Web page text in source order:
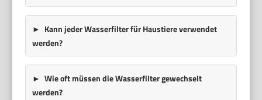
Kann jeder Wasserfilter für Haustiere verwendet
werden?
Wie oft müssen die Wasserfilter gewechselt
werden?